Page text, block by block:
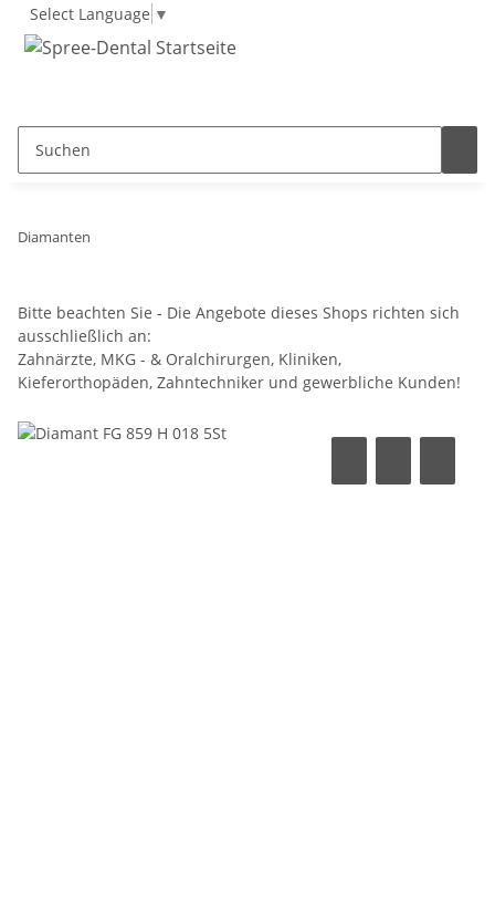
Select Language ▼
Diamanten
Bitte beachten Sie - Die Angebote dieses Shops richten sich
ausschließlich an:
Zahnärzte, MKG - & Oralchirurgen, Kliniken,
Kieferorthopäden, Zahntechniker und gewerbliche Kunden!